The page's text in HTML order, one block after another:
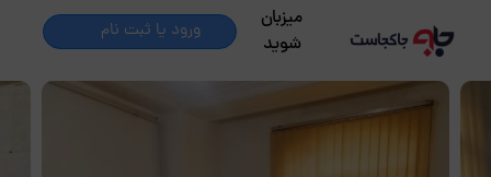
میزبان
شوید
ورود یا ثبت نام